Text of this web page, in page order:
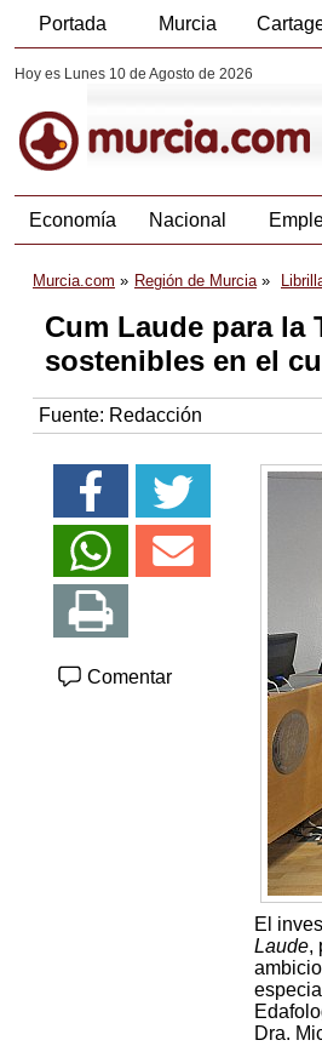
Portada Murcia
Hoy es Lunes 10 de Agosto de 2026
Economía Nacional
Murcia.com Región de Murcia
Cum Laude para la
sostenibles en el
Fuente: Redacción
Comentar
El
Laude,
Dra.